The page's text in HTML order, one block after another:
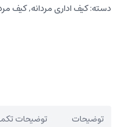
دسته:کیف اداری مردانه,کیف
توضیحات توضیحات